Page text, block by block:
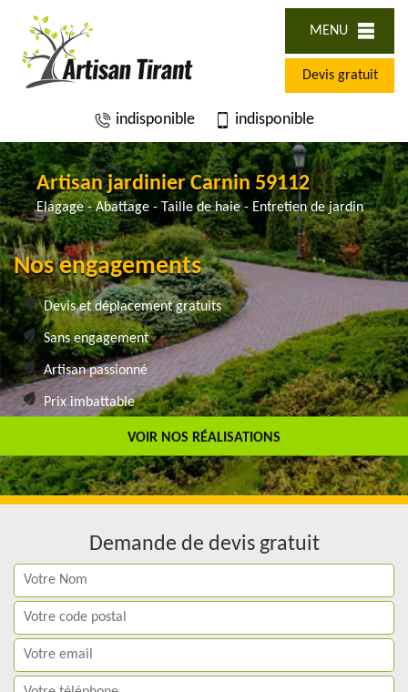
MENU
Devis gratuit
indisponible indisponible
Artisan jardinier Carnin 59112
Elagage - Abattage - Taille de haie - Entretien de jardin
VOIR NOS RÉALISATIONS
Nos engagements
Devis et déplacement gratuits
Sans engagement
Artisan passionné
Prix imbattable
Travail de qualité
Demande de devis gratuit